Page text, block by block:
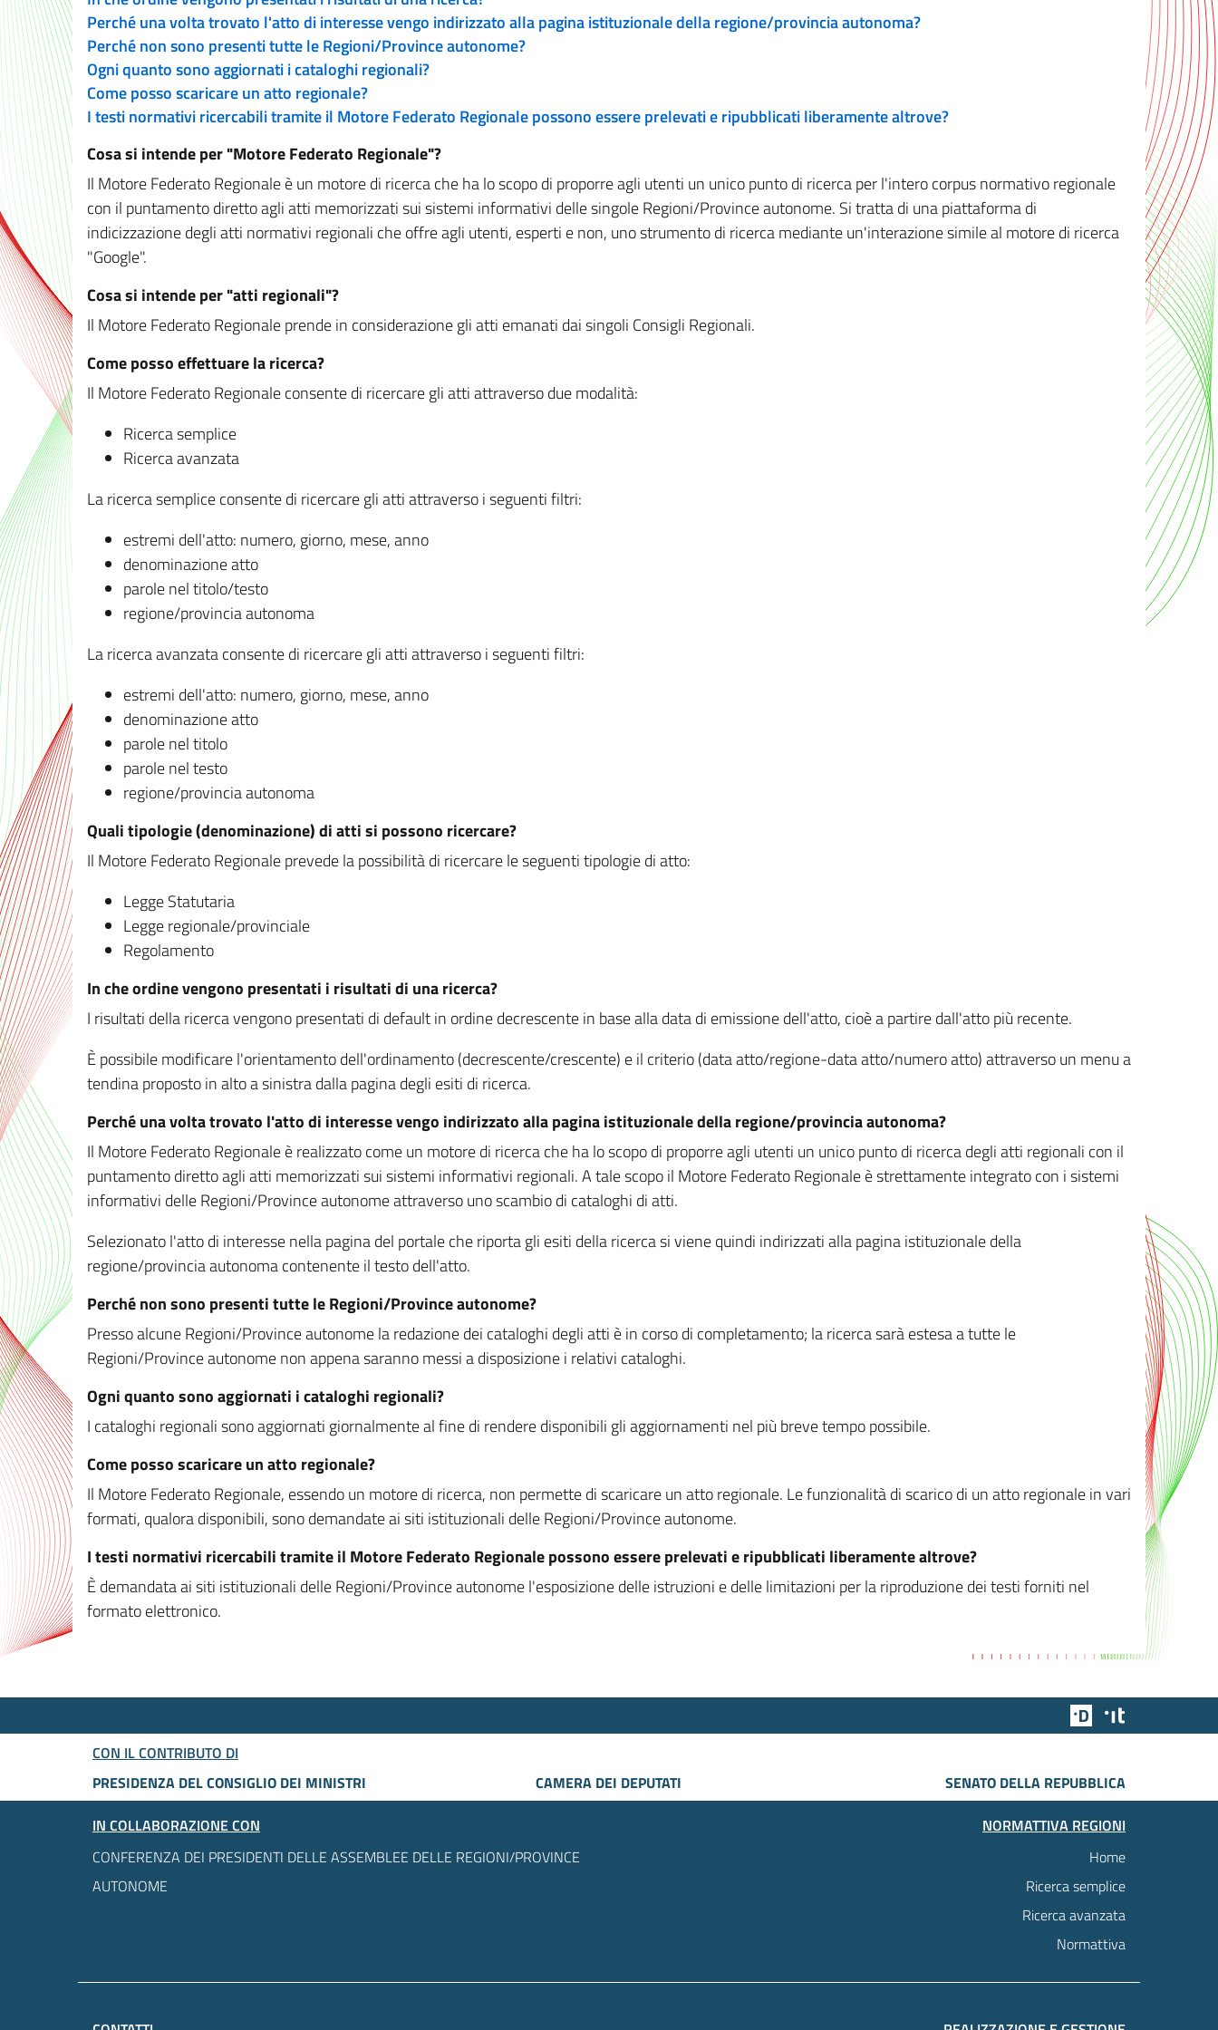
Perché una volta trovato l'atto di interesse vengo indirizzato alla pagina istituzionale della regione/provincia autonoma?
Perché non sono presenti tutte le Regioni/Province autonome?
Ogni quanto sono aggiornati i cataloghi regionali?
Come posso scaricare un atto regionale?
I testi normativi ricercabili tramite il Motore Federato Regionale possono essere prelevati e ripubblicati liberamente altrove?
Cosa si intende per "Motore Federato Regionale"?
Il Motore Federato Regionale è un motore di ricerca che ha lo scopo di proporre agli utenti un unico punto di ricerca per l'intero corpus normativo regionale
con il puntamento diretto agli atti memorizzati sui sistemi informativi delle singole Regioni/Province autonome. Si tratta di una piattaforma di
indicizzazione degli atti normativi regionali che offre agli utenti, esperti e non, uno strumento di ricerca mediante un'interazione simile al motore di ricerca
"Google".
Cosa si intende per "atti regionali"?
Il Motore Federato Regionale prende in considerazione gli atti emanati dai singoli Consigli Regionali.
Come posso effettuare la ricerca?
Il Motore Federato Regionale consente di ricercare gli atti attraverso due modalità:
Ricerca semplice
Ricerca avanzata
La ricerca semplice consente di ricercare gli atti attraverso i seguenti filtri:
estremi dell'atto: numero, giorno, mese, anno
denominazione atto
parole nel titolo/testo
regione/provincia autonoma
La ricerca avanzata consente di ricercare gli atti attraverso i seguenti filtri:
estremi dell'atto: numero, giorno, mese, anno
denominazione atto
parole nel titolo
parole nel testo
regione/provincia autonoma
Quali tipologie (denominazione) di atti si possono ricercare?
Il Motore Federato Regionale prevede la possibilità di ricercare le seguenti tipologie di atto:
Legge Statutaria
Legge regionale/provinciale
Regolamento
In che ordine vengono presentati i risultati di una ricerca?
I risultati della ricerca vengono presentati di default in ordine decrescente in base alla data di emissione dell'atto, cioè a partire dall'atto più recente.
È possibile modificare l'orientamento dell'ordinamento (decrescente/crescente) e il criterio (data atto/regione-data atto/numero atto) attraverso un menu a
tendina proposto in alto a sinistra dalla pagina degli esiti di ricerca.
Perché una volta trovato l'atto di interesse vengo indirizzato alla pagina istituzionale della regione/provincia autonoma?
Il Motore Federato Regionale è realizzato come un motore di ricerca che ha lo scopo di proporre agli utenti un unico punto di ricerca degli atti regionali con il
puntamento diretto agli atti memorizzati sui sistemi informativi regionali. A tale scopo il Motore Federato Regionale è strettamente integrato con i sistemi
informativi delle Regioni/Province autonome attraverso uno scambio di cataloghi di atti.
Selezionato l'atto di interesse nella pagina del portale che riporta gli esiti della ricerca si viene quindi indirizzati alla pagina istituzionale della
regione/provincia autonoma contenente il testo dell'atto.
Perché non sono presenti tutte le Regioni/Province autonome?
Presso alcune Regioni/Province autonome la redazione dei cataloghi degli atti è in corso di completamento; la ricerca sarà estesa a tutte le
Regioni/Province autonome non appena saranno messi a disposizione i relativi cataloghi.
Ogni quanto sono aggiornati i cataloghi regionali?
I cataloghi regionali sono aggiornati giornalmente al fine di rendere disponibili gli aggiornamenti nel più breve tempo possibile.
Come posso scaricare un atto regionale?
Il Motore Federato Regionale, essendo un motore di ricerca, non permette di scaricare un atto regionale. Le funzionalità di scarico di un atto regionale in vari
formati, qualora disponibili, sono demandate ai siti istituzionali delle Regioni/Province autonome.
I testi normativi ricercabili tramite il Motore Federato Regionale possono essere prelevati e ripubblicati liberamente altrove?
È demandata ai siti istituzionali delle Regioni/Province autonome l'esposizione delle istruzioni e delle limitazioni per la riproduzione dei testi forniti nel
formato elettronico.
Team Digitale
CON IL CONTRIBUTO DI
PRESIDENZA DEL CONSIGLIO DEI MINISTRI
CAMERA DEI DEPUTATI
SENATO DELLA REPUBBLICA
IN COLLABORAZIONE CON
CONFERENZA DEI PRESIDENTI DELLE ASSEMBLEE DELLE REGIONI/PROVINCE
AUTONOME
NORMATTIVA REGIONI
Home
Ricerca semplice
Ricerca avanzata
Normattiva